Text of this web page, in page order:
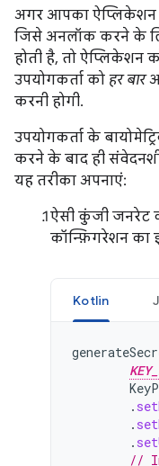
अगर आपका ऐप्लिकेशन
जिसे अनलॉक करने के
होती है, तो
उपयोगकर्ता को हर बार
करनी होगी.
उपयोगकर्ता के
करने के बाद ही
यह तरीका अपनाएं:
ऐसी कुंजी जनरेट
कॉन्फ़िगरेशन का
Kotlin
.
.
.
//